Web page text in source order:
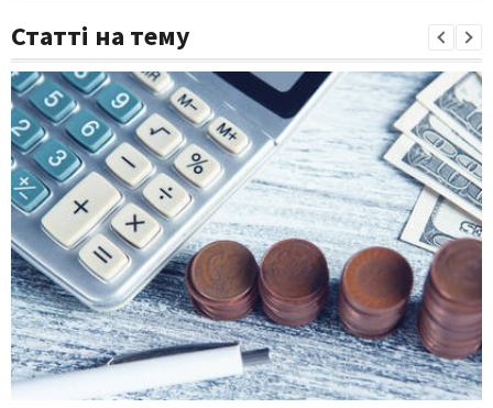
Статті на тему